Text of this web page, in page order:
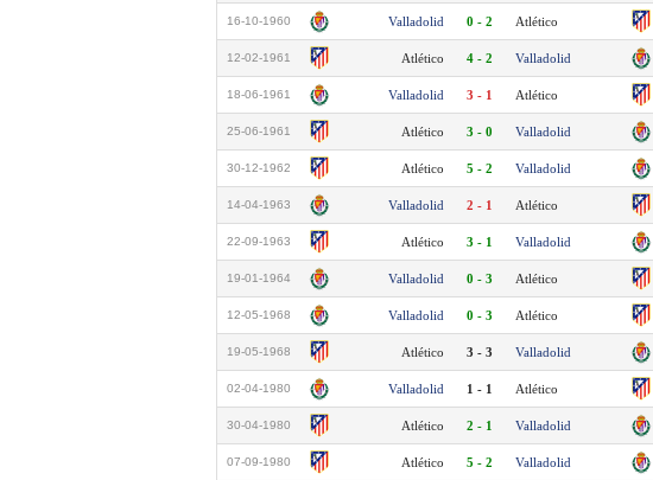
16-10-1960 Valladolid 0 - 2 Atlético
12-02-1961 Atlético 4 - 2 Valladolid
18-06-1961 Valladolid 3 - 1 Atlético
25-06-1961 Atlético 3 - 0 Valladolid
30-12-1962 Atlético 5 - 2 Valladolid
14-04-1963 Valladolid 2 - 1 Atlético
22-09-1963 Atlético 3 - 1 Valladolid
19-01-1964 Valladolid 0 - 3 Atlético
12-05-1968 Valladolid 0 - 3 Atlético
19-05-1968 Atlético 3 - 3 Valladolid
02-04-1980 Valladolid 1 - 1 Atlético
30-04-1980 Atlético 2 - 1 Valladolid
07-09-1980 Atlético 5 - 2 Valladolid